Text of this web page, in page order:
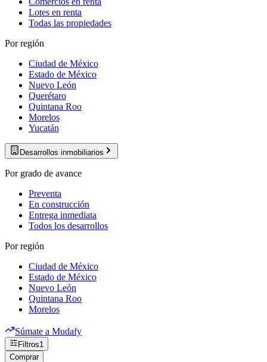
Lotes en renta
Todas las propiedades
Por región
Ciudad de México
Estado de México
Nuevo León
Querétaro
Quintana Roo
Morelos
Yucatán
Desarrollos inmobiliarios
Por grado de avance
Preventa
En construcción
Entrega inmediata
Todos los desarrollos
Por región
Ciudad de México
Estado de México
Nuevo León
Quintana Roo
Morelos
Súmate a Mudafy
Filtros1
Comprar